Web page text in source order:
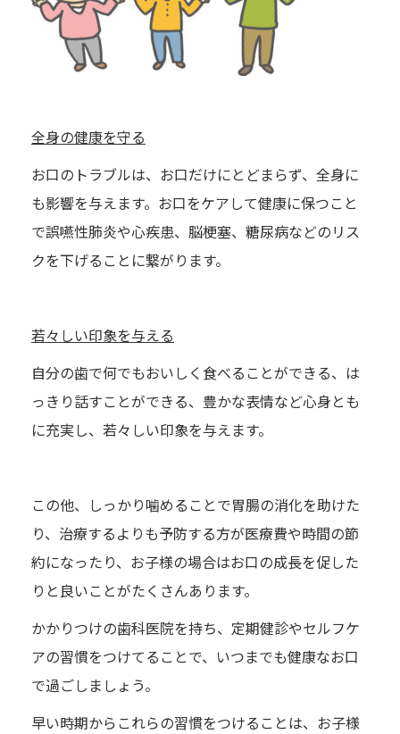
全身の健康を守る
お口のトラブルは、お口だけにとどまらず、全身に
も影響を与えます。お口をケアして健康に保つこと
で誤嚥性肺炎や心疾患、脳梗塞、糖尿病などのリス
クを下げることに繋がります。
若々しい印象を与える
自分の歯で何でもおいしく食べることができる、は
っきり話すことができる、豊かな表情など心身とも
に充実し、若々しい印象を与えます。
この他、しっかり噛めることで胃腸の消化を助けた
り、治療するよりも予防する方が医療費や時間の節
約になったり、お子様の場合はお口の成長を促した
りと良いことがたくさんあります。
かかりつけの歯科医院を持ち、定期健診やセルフケ
アの習慣をつけてることで、いつまでも健康なお口
で過ごしましょう。
早い時期からこれらの習慣をつけることは、お子様